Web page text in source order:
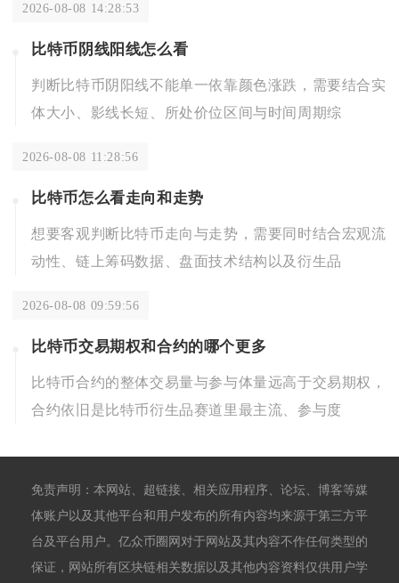
2026-08-08 14:28:53
比特币阴线阳线怎么看
判断比特币阴阳线不能单一依靠颜色涨跌，需要结合实
体大小、影线长短、所处价位区间与时间周期综
2026-08-08 11:28:56
比特币怎么看走向和走势
想要客观判断比特币走向与走势，需要同时结合宏观流
动性、链上筹码数据、盘面技术结构以及衍生品
2026-08-08 09:59:56
比特币交易期权和合约的哪个更多
比特币合约的整体交易量与参与体量远高于交易期权，
合约依旧是比特币衍生品赛道里最主流、参与度
免责声明：本网站、超链接、相关应用程序、论坛、博客等媒
体账户以及其他平台和用户发布的所有内容均来源于第三方平
台及平台用户。亿众币圈网对于网站及其内容不作任何类型的
保证，网站所有区块链相关数据以及其他内容资料仅供用户学